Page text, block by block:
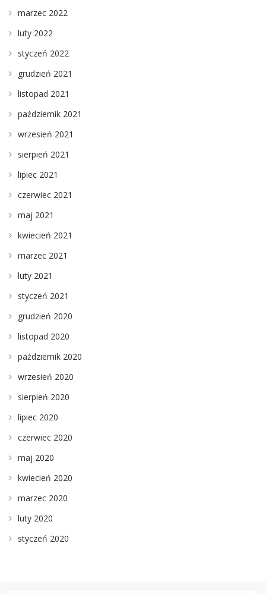
marzec 2022
luty 2022
styczeń 2022
grudzień 2021
listopad 2021
październik 2021
wrzesień 2021
sierpień 2021
lipiec 2021
czerwiec 2021
maj 2021
kwiecień 2021
marzec 2021
luty 2021
styczeń 2021
grudzień 2020
listopad 2020
październik 2020
wrzesień 2020
sierpień 2020
lipiec 2020
czerwiec 2020
maj 2020
kwiecień 2020
marzec 2020
luty 2020
styczeń 2020